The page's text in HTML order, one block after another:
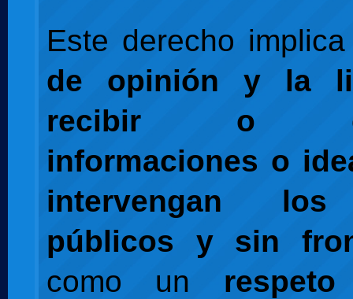
Este derecho
de opinión y la
recibir o
informaciones o
intervengan los
públicos y sin
como un